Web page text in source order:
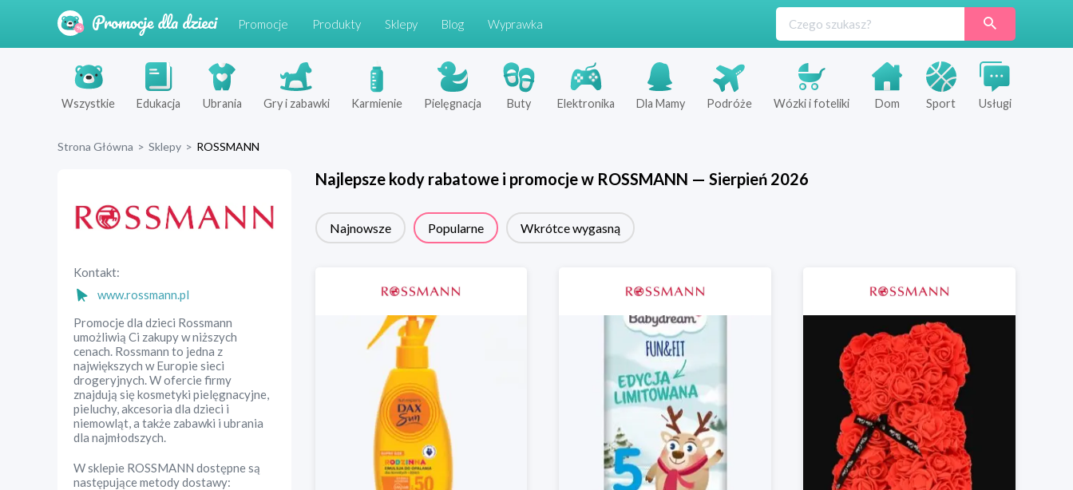
Promocje Produkty Sklepy Blog Wyprawka
Wszystkie Edukacja Ubrania Gry i zabawki Karmienie Pielęgnacja Buty Elektronika Dla Mamy Podróże Wózki i foteliki Dom Sport Usługi
Strona Główna > Sklepy > ROSSMANN
Kontakt:
www.rossmann.pl
Promocje dla dzieci Rossmann
umożliwią Ci zakupy w niższych
cenach. Rossmann to jedna z
największych w Europie sieci
drogeryjnych. W ofercie firmy
znajdują się kosmetyki pielęgnacyjne,
pieluchy, akcesoria dla dzieci i
niemowląt, a także zabawki i ubrania
dla najmłodszych.
W sklepie ROSSMANN dostępne są
następujące metody dostawy:
Najlepsze kody rabatowe i promocje w ROSSMANN — Sierpień 2026
Najnowsze Popularne Wkrótce wygasną